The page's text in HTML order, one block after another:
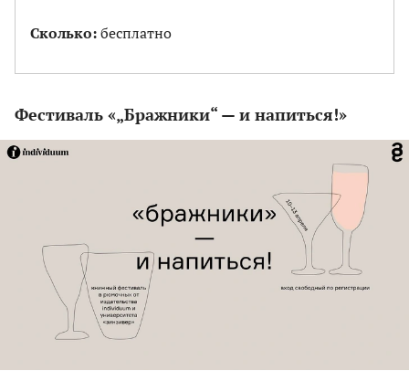
Сколько:бесплатно
Фестиваль «„Бражники“ — и напиться!»